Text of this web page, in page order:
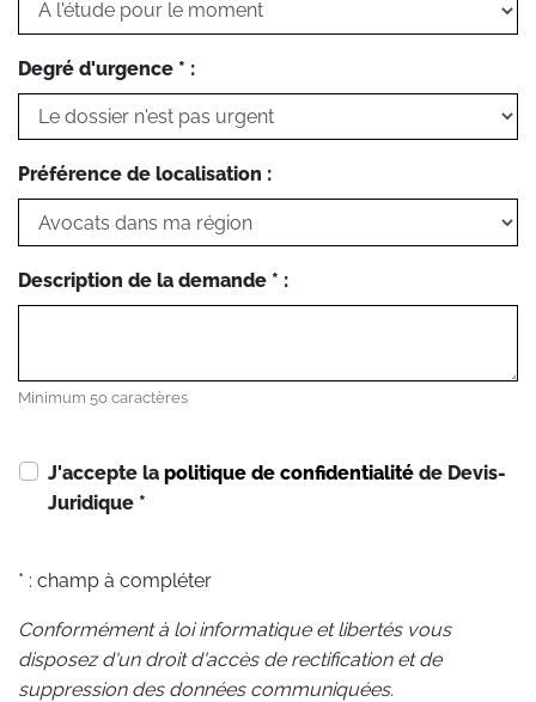
Degré d'urgence * :
Préférence de localisation :
Description de la demande * :
Minimum 50 caractères
J'accepte la politique de confidentialité de Devis-
Juridique *
* : champ à compléter
Conformément à loi informatique et libertés vous
disposez d'un droit d'accès de rectification et de
suppression des données communiquées.